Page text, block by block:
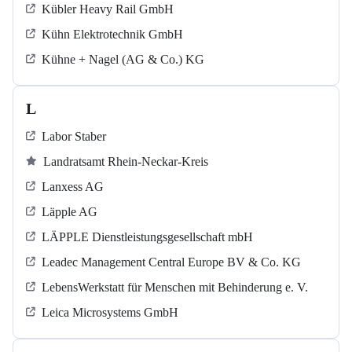
Kübler Heavy Rail GmbH
Kühn Elektrotechnik GmbH
Kühne + Nagel (AG & Co.) KG
L
Labor Staber
Landratsamt Rhein-Neckar-Kreis
Lanxess AG
Läpple AG
LÄPPLE Dienstleistungsgesellschaft mbH
Leadec Management Central Europe BV & Co. KG
LebensWerkstatt für Menschen mit Behinderung e. V.
Leica Microsystems GmbH